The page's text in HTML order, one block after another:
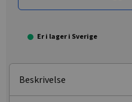
Er i lager i Sverige
Beskrivelse